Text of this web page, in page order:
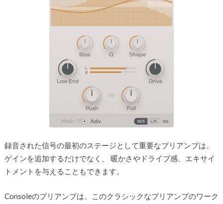
録音された信号の最初のステージとして重要なプリアンプは、
ゲインを追加するだけでなく、 暖かさやドライブ感、エキサイ
トメントを与えることもできます。
Consoleのプリアンプは、このクラシックなプリアンプのワーク